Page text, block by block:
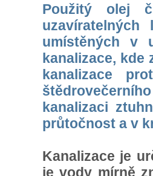
Použitý olej
umístěných v
kanalizace, kde
kanalizace
kanalizaci
průtočnost a v
Kanalizace je
je vody mírně